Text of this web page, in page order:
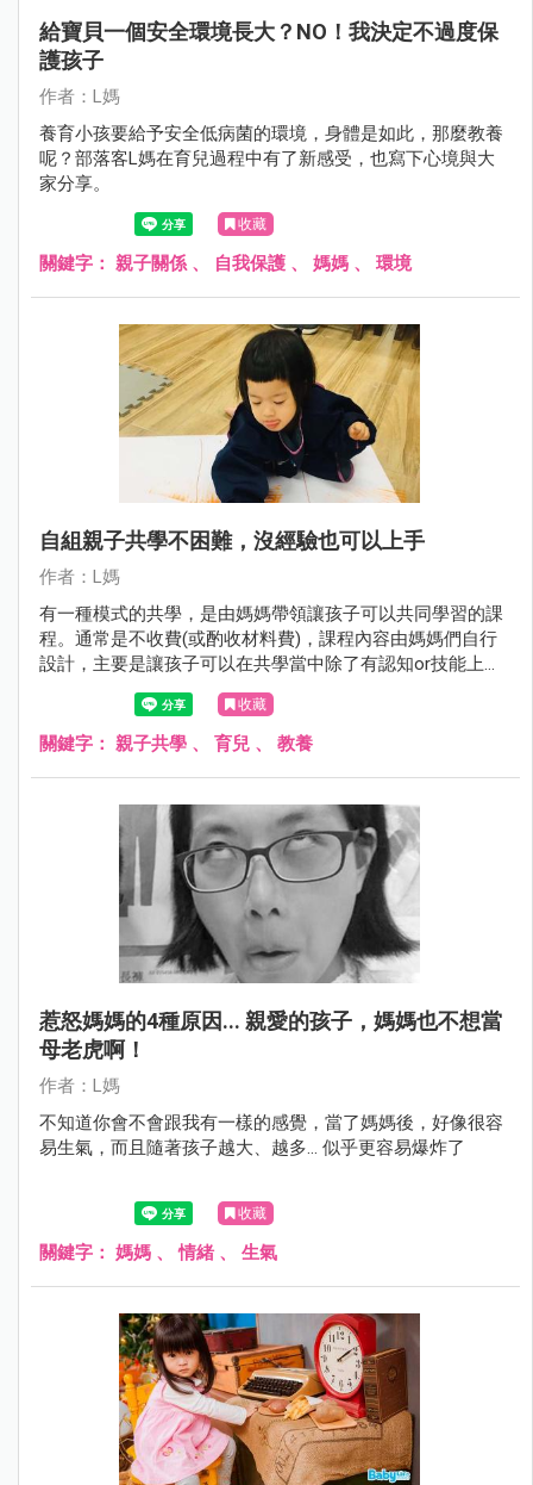
給寶貝一個安全環境長大？NO！我決定不過度保
護孩子
作者：L媽
養育小孩要給予安全低病菌的環境，身體是如此，那麼教養
呢？部落客L媽在育兒過程中有了新感受，也寫下心境與大
家分享。
收藏
關鍵字： 親子關係 、 自我保護 、 媽媽 、 環境
自組親子共學不困難，沒經驗也可以上手
作者：L媽
有一種模式的共學，是由媽媽帶領讓孩子可以共同學習的課
程。通常是不收費(或酌收材料費)，課程內容由媽媽們自行
設計，主要是讓孩子可以在共學當中除了有認知or技能上的
學習，也可以增加其社交活動，發展社交能力。
收藏
關鍵字： 親子共學 、 育兒 、 教養
惹怒媽媽的4種原因... 親愛的孩子，媽媽也不想當
母老虎啊！
作者：L媽
不知道你會不會跟我有一樣的感覺，當了媽媽後，好像很容
易生氣，而且隨著孩子越大、越多... 似乎更容易爆炸了
收藏
關鍵字： 媽媽 、情緒 、 生氣